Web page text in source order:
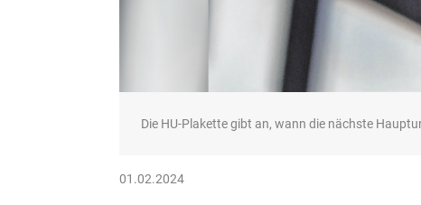
Die HU-Plakette gibt an, wann die nächste
01.02.2024